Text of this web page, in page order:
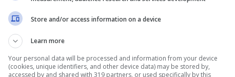
tre cantanti è stata fondamentale. Dopo Ti
è letteralmente decollata, con grandi
Antonella Clerici è stata una mentore per i
di lei.
Store and/or access information on a device
Learn more
Your personal data will be processed and information from your device
(cookies, unique identifiers, and other device data) may be stored by,
accessed by and shared with 319 partners, or used specifically by this